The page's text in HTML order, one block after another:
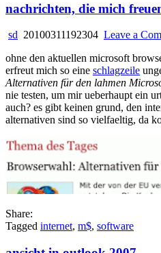
nachrichten, die mich
sd 20100311192304 Leave a
ohne den aktuellen microsoft
erfreut mich so eine schlagzeile
Alternativen für den lahmen
nie testen, um mir ueberhaupt ein
auch? es gibt keinen grund, den
alternativen sind so vielfaeltig, da
Share:
Tagged internet, m$, software